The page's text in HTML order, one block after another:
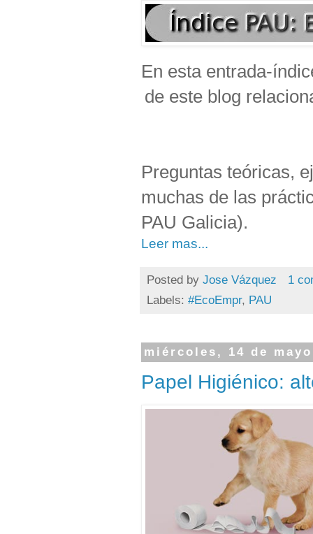
En esta entrada-
de este blog
Preguntas teóricas,
muchas de las
PAU Galicia).
Leer mas...
Posted by Jose Vázquez
1
Labels: #EcoEmpr, PAU
miércoles, 14 de
Papel Higiénico: